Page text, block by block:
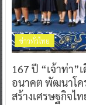
ข่าวทั่วไทย
167 ปี “เจ้าท่า
อนาคต พัฒนาโค
สร้างเศรษฐกิจไ